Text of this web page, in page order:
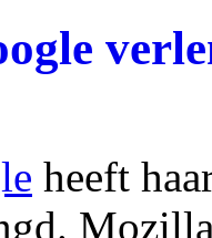
heeft